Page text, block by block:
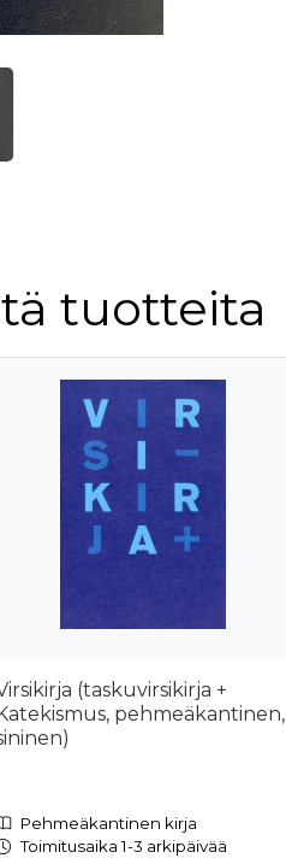
tuotteita
(taskuvirsikirja +
Katekismus, pehmeäkantinen,
Pehmeäkantinen kirja
Toimitusaika 1-3 arkipäivää